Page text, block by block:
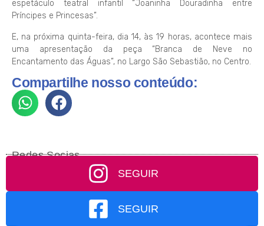
espetáculo teatral infantil “Joaninha Douradinha entre
Príncipes e Princesas”.
E, na próxima quinta-feira, dia 14, às 19 horas, acontece mais
uma apresentação da peça “Branca de Neve no
Encantamento das Águas”, no Largo São Sebastião, no Centro.
Compartilhe nosso conteúdo:
Redes Socias
SEGUIR
SEGUIR